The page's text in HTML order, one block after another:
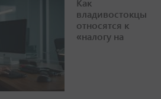
Как
владивостокцы
относятся к
«налогу на